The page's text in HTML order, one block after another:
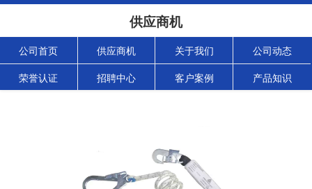
供应商机
公司首页 供应商机 关于我们 公司动态
荣誉认证 招聘中心 客户案例 产品知识